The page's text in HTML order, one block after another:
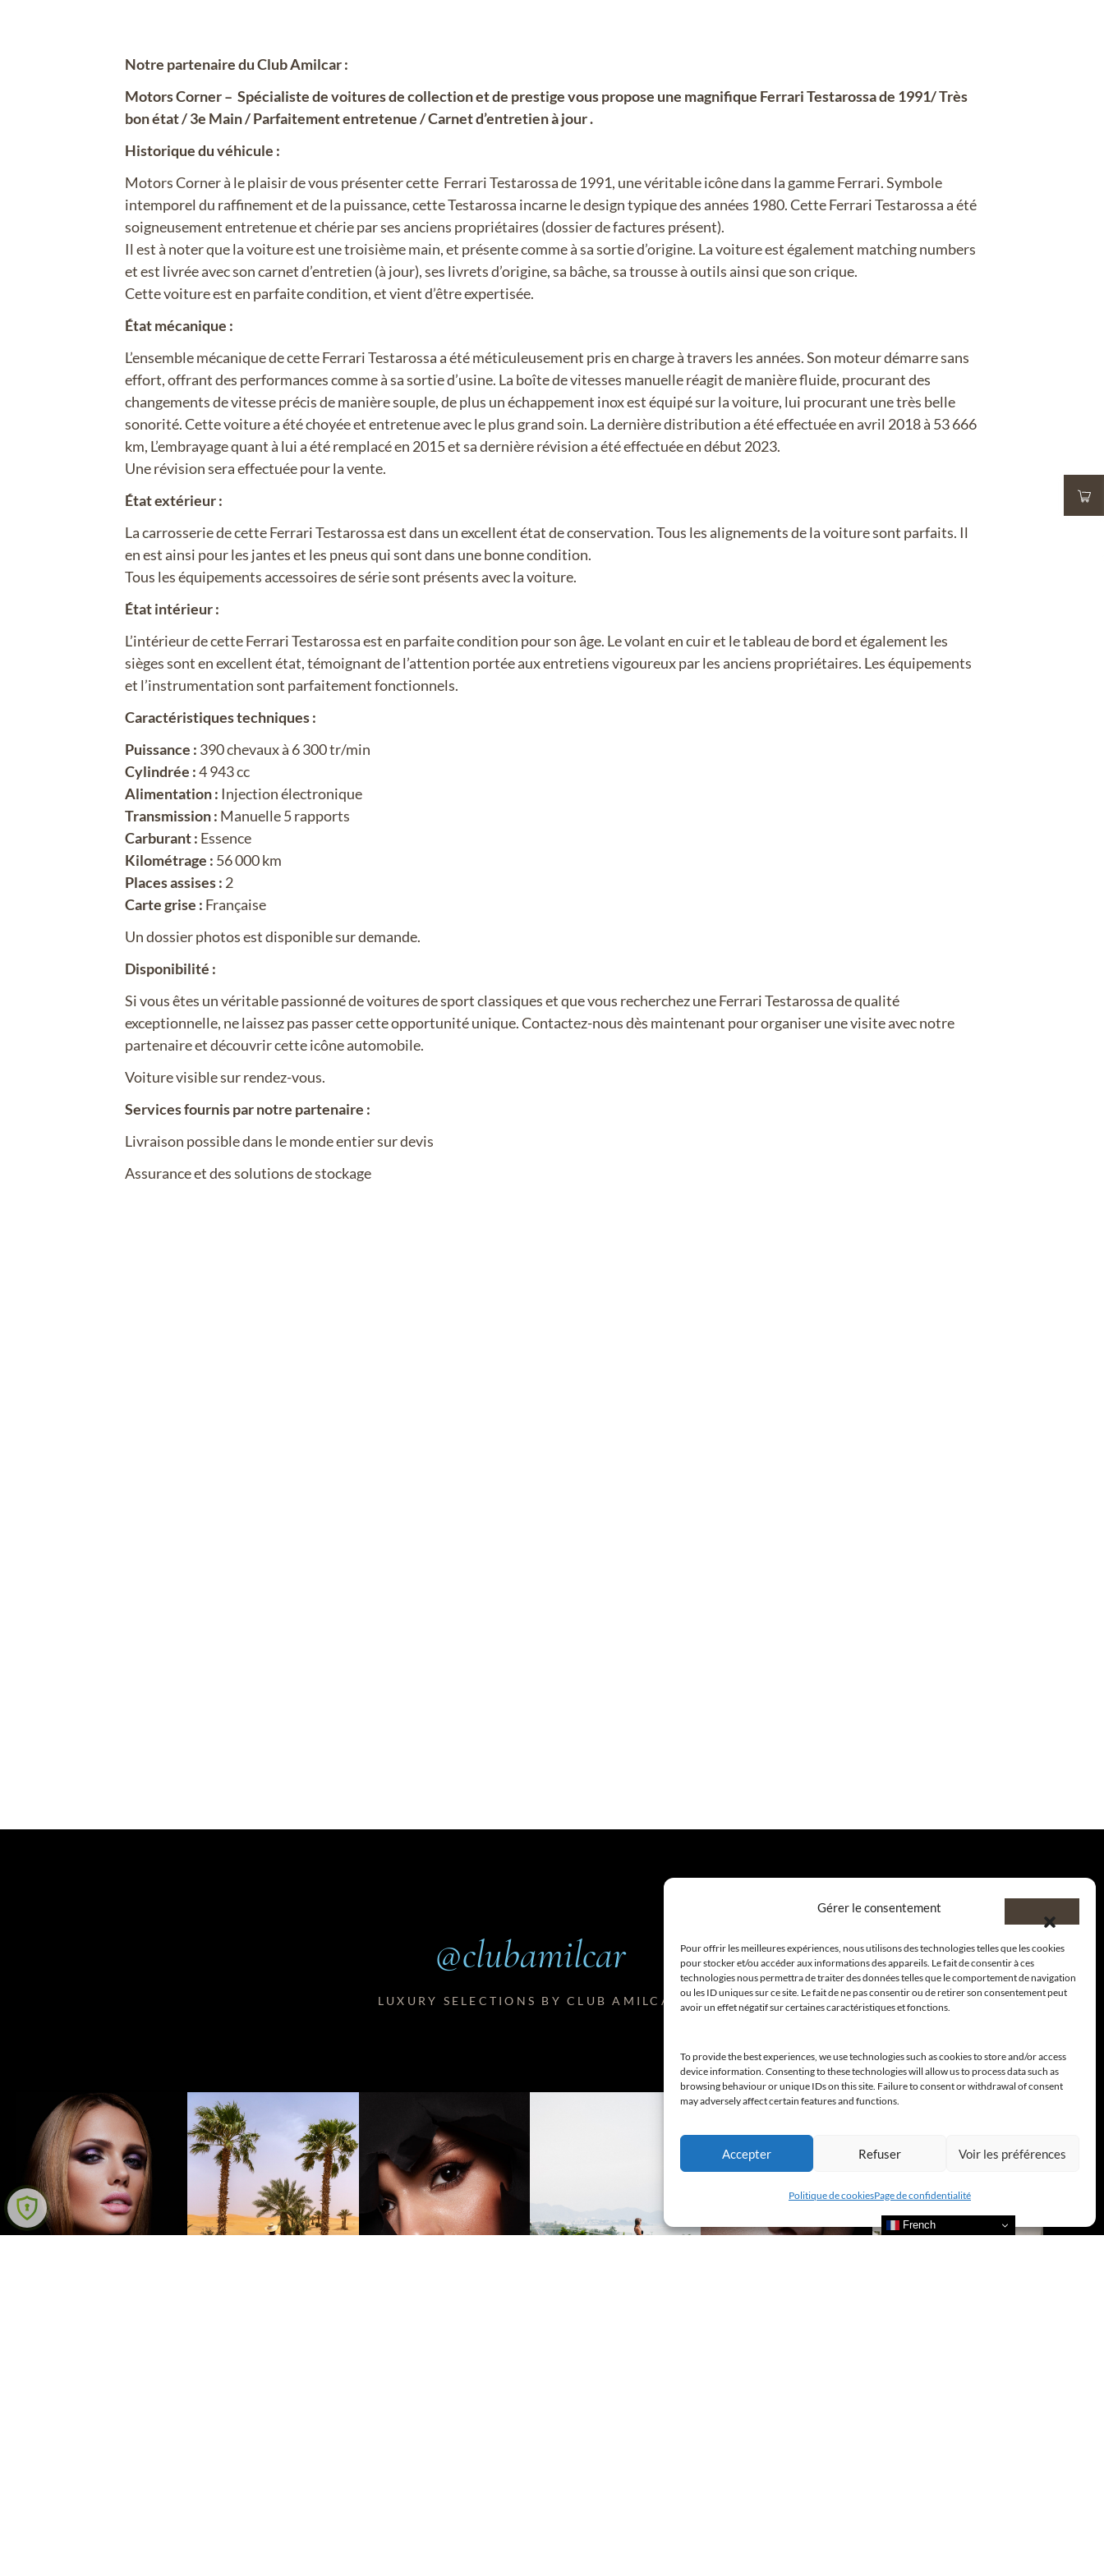
Gérer le consentement
Pour offrir les meilleures expériences, nous utilisons des technologies telles que les cookies
pour stocker et/ou accéder aux informations des appareils. Le fait de consentir à ces
technologies nous permettra de traiter des données telles que le comportement de navigation
ou les ID uniques sur ce site. Le fait de ne pas consentir ou de retirer son consentement peut
avoir un effet négatif sur certaines caractéristiques et fonctions.
To provide the best experiences, we use technologies such as cookies to store and/or access
device information. Consenting to these technologies will allow us to process data such as
browsing behaviour or unique IDs on this site. Failure to consent or withdrawal of consent
may adversely affect certain features and functions.
Accepter Refuser Voir les préférences
Politique de cookiesPage de confidentialité
Notre partenaire du Club Amilcar :
Motors Corner – Spécialiste de voitures de collection et de prestige vous propose une magnifique Ferrari Testarossa de 1991/ Très
bon état / 3e Main / Parfaitement entretenue / Carnet d’entretien à jour .
Historique du véhicule :
Motors Corner à le plaisir de vous présenter cette Ferrari Testarossa de 1991, une véritable icône dans la gamme Ferrari. Symbole
intemporel du raffinement et de la puissance, cette Testarossa incarne le design typique des années 1980. Cette Ferrari Testarossa a été
soigneusement entretenue et chérie par ses anciens propriétaires (dossier de factures présent).
Il est à noter que la voiture est une troisième main, et présente comme à sa sortie d’origine. La voiture est également matching numbers
et est livrée avec son carnet d’entretien (à jour), ses livrets d’origine, sa bâche, sa trousse à outils ainsi que son crique.
Cette voiture est en parfaite condition, et vient d’être expertisée.
État mécanique :
L’ensemble mécanique de cette Ferrari Testarossa a été méticuleusement pris en charge à travers les années. Son moteur démarre sans
effort, offrant des performances comme à sa sortie d’usine. La boîte de vitesses manuelle réagit de manière fluide, procurant des
changements de vitesse précis de manière souple, de plus un échappement inox est équipé sur la voiture, lui procurant une très belle
sonorité. Cette voiture a été choyée et entretenue avec le plus grand soin. La dernière distribution a été effectuée en avril 2018 à 53 666
km, L’embrayage quant à lui a été remplacé en 2015 et sa dernière révision a été effectuée en début 2023.
Une révision sera effectuée pour la vente.
État extérieur :
La carrosserie de cette Ferrari Testarossa est dans un excellent état de conservation. Tous les alignements de la voiture sont parfaits. Il
en est ainsi pour les jantes et les pneus qui sont dans une bonne condition.
Tous les équipements accessoires de série sont présents avec la voiture.
État intérieur :
L’intérieur de cette Ferrari Testarossa est en parfaite condition pour son âge. Le volant en cuir et le tableau de bord et également les
sièges sont en excellent état, témoignant de l’attention portée aux entretiens vigoureux par les anciens propriétaires. Les équipements
et l’instrumentation sont parfaitement fonctionnels.
Caractéristiques techniques :
Puissance : 390 chevaux à 6 300 tr/min
Cylindrée :4 943 cc
Alimentation : Injection électronique
Transmission : Manuelle 5 rapports
Carburant : Essence
Kilométrage : 56 000 km
Places assises : 2
Carte grise : Française
Un dossier photos est disponible sur demande.
Disponibilité :
Si vous êtes un véritable passionné de voitures de sport classiques et que vous recherchez une Ferrari Testarossa de qualité
exceptionnelle, ne laissez pas passer cette opportunité unique. Contactez-nous dès maintenant pour organiser une visite avec notre
partenaire et découvrir cette icône automobile.
Voiture visible sur rendez-vous.
Services fournis par notre partenaire :
Livraison possible dans le monde entier sur devis
Assurance et des solutions de stockage
@clubamilcar
LUXURY SELECTIONS BY CLUB AMILCAR
French